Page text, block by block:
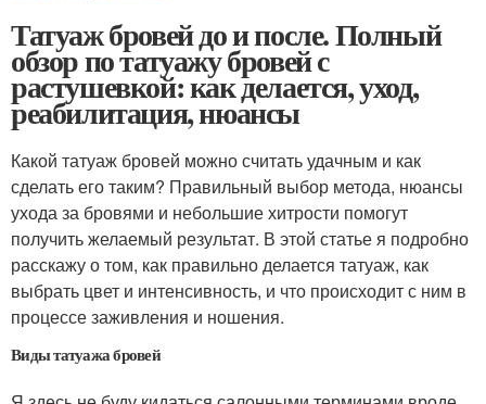
Татуаж бровей до и после. Полный
обзор по татуажу бровей с
растушевкой: как делается, уход,
реабилитация, нюансы
Какой татуаж бровей можно считать удачным и как
сделать его таким? Правильный выбор метода, нюансы
ухода за бровями и небольшие хитрости помогут
получить желаемый результат. В этой статье я подробно
расскажу о том, как правильно делается татуаж, как
выбрать цвет и интенсивность, и что происходит с ним в
процессе заживления и ношения.
Виды татуажа бровей